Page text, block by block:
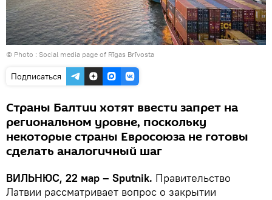
© Photo : Social media page of Rīgas Brīvosta
Подписаться
Страны Балтии хотят ввести запрет на
региональном уровне, поскольку
некоторые страны Евросоюза не готовы
сделать аналогичный шаг
ВИЛЬНЮС, 22 мар – Sputnik. Правительство
Латвии рассматривает вопрос о закрытии